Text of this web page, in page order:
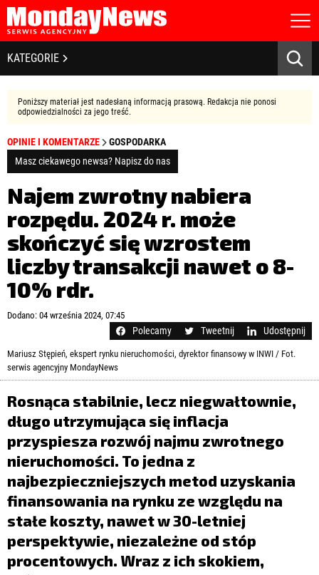
STRONA GŁÓWNA
O NAS
POLITYKA PRYWATNOŚCI
LICENCJA
KONTAKT
Zapamiętaj mnie
Zapomniałeś hasła?
zaloguj się
KATEGORIE
BIZNES I GOSPODARKA
SPOŁECZEŃSTWO
EDUKACJA
MEDIA
ZDROWIE I URODA
KULTURA
LIFESTYLE
OPINIE I KOMENTARZE
Poniższy materiał jest nadesłaną informacją prasową. Redakcja nie ponosi
odpowiedzialności za jego treść.
OPINIE I KOMENTARZE
GOSPODARKA
Masz ciekawego newsa? Napisz do nas
Najem zwrotny nabiera
rozpędu. 2024 r. może
skończyć się wzrostem
liczby transakcji nawet o 8-
10% rdr.
Dodano: 04 września 2024, 07:45
Polecamy Tweetnij Udostępnij
Mariusz Stępień, ekspert rynku nieruchomości, dyrektor finansowy w INWI / Fot.
serwis agencyjny MondayNews
Rosnąca stabilnie, lecz niegwałtownie,
długo utrzymująca się inflacja
przyspiesza rozwój najmu zwrotnego
nieruchomości. To jedna z
najbezpieczniejszych metod uzyskania
finansowania na rynku ze względu na
stałe koszty, nawet w 30-letniej
perspektywie, niezależne od stóp
procentowych. Wraz z ich skokiem,